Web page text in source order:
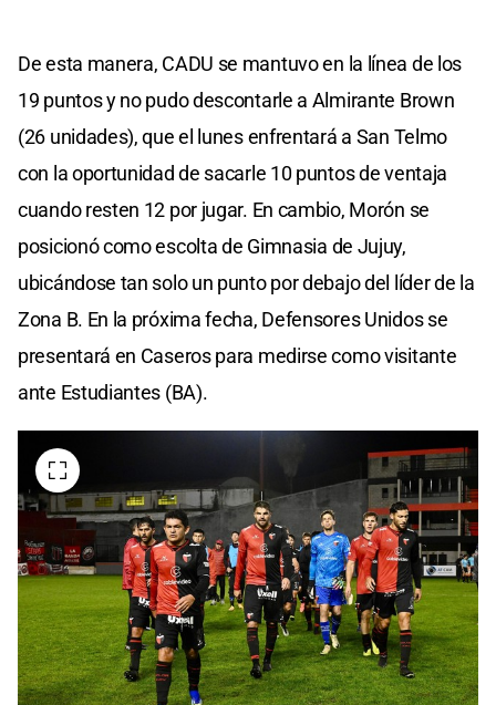
De esta manera, CADU se mantuvo en la línea de los
19 puntos y no pudo descontarle a Almirante Brown
(26 unidades), que el lunes enfrentará a San Telmo
con la oportunidad de sacarle 10 puntos de ventaja
cuando resten 12 por jugar. En cambio, Morón se
posicionó como escolta de Gimnasia de Jujuy,
ubicándose tan solo un punto por debajo del líder de la
Zona B. En la próxima fecha, Defensores Unidos se
presentará en Caseros para medirse como visitante
ante Estudiantes (BA).